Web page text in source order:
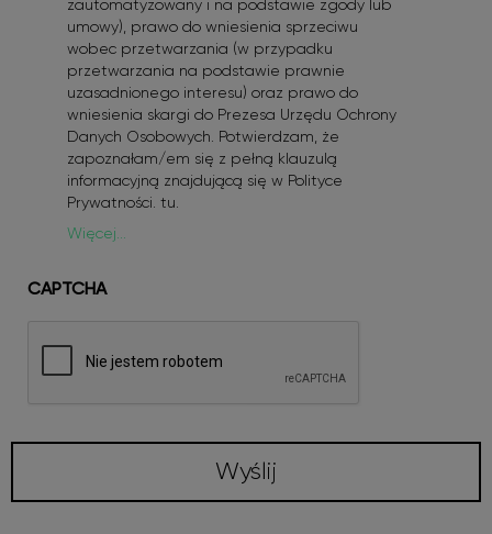
zautomatyzowany i na podstawie zgody lub
umowy), prawo do wniesienia sprzeciwu
wobec przetwarzania (w przypadku
przetwarzania na podstawie prawnie
uzasadnionego interesu) oraz prawo do
wniesienia skargi do Prezesa Urzędu Ochrony
Danych Osobowych. Potwierdzam, że
zapoznałam/em się z pełną klauzulą
informacyjną znajdującą się w Polityce
Prywatności. tu
Więcej...
CAPTCHA